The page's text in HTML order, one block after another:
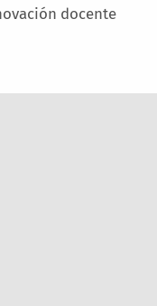
docente